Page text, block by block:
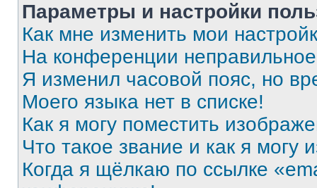
Параметры и настройки
Как мне изменить мои
На конференции
Я изменил часовой пояс, но
Моего языка нет в списке!
Как я могу поместить
Что такое звание и как я могу
Когда я щёлкаю по ссылке